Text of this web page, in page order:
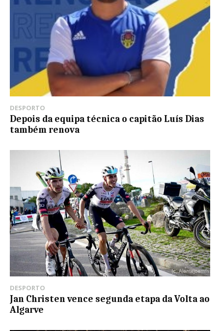
DESPORTO
Depois da equipa técnica o capitão Luís Dias
também renova
DESPORTO
Jan Christen vence segunda etapa da Volta ao
Algarve